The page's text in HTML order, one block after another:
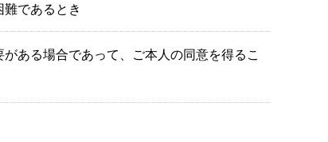
であるとき
ある場合であって、ご本人の同意を得るこ